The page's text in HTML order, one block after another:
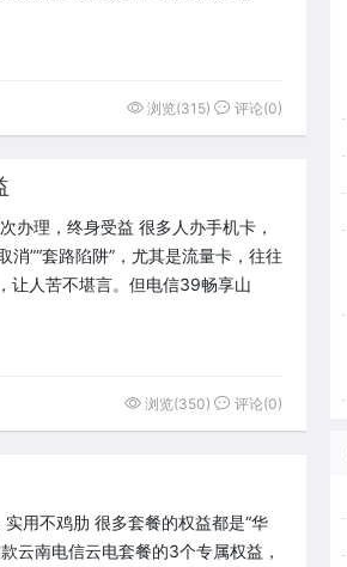
浏览(315) 评论(0)
办理，终身受益 很多人办手机卡，
消”“套路陷阱”，尤其是流量卡，往往
让人苦不堪言。但电信39畅享山
浏览(350) 评论(0)
用不鸡肋 很多套餐的权益都是“华
云南电信云电套餐的3个专属权益，